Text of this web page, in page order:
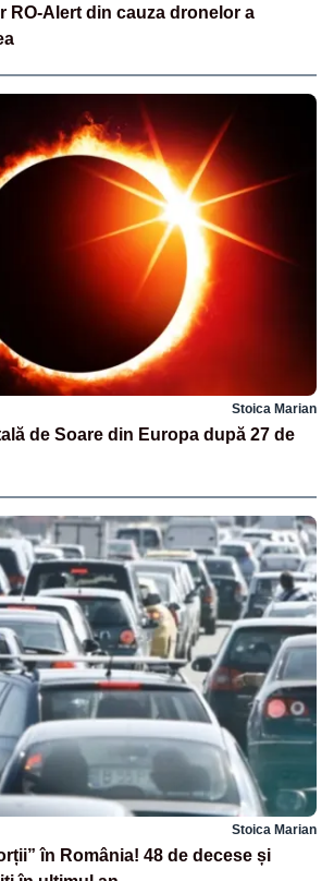
RO-Alert din cauza dronelor a
Stoica Marian
de Soare din Europa după 27 de
Stoica Marian
în România! 48 de decese și